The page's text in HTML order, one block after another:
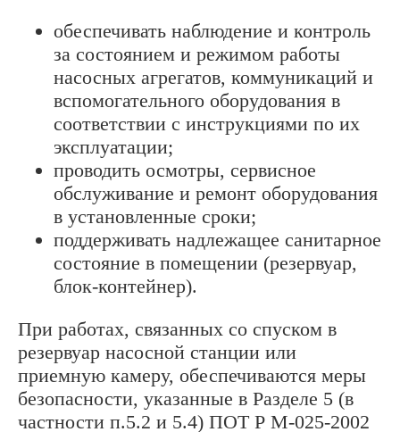
обеспечивать наблюдение и контроль
за состоянием и режимом работы
насосных агрегатов, коммуникаций и
вспомогательного оборудования в
соответствии с инструкциями по их
эксплуатации;
проводить осмотры, сервисное
обслуживание и ремонт оборудования
в установленные сроки;
поддерживать надлежащее санитарное
состояние в помещении (резервуар,
блок-контейнер).
При работах, связанных со спуском в
резервуар насосной станции или
приемную камеру, обеспечиваются меры
безопасности, указанные в Разделе 5 (в
частности п.5.2 и 5.4) ПОТ Р М-025-2002